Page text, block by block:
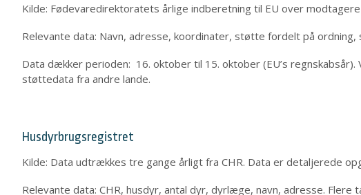
Kilde: Fødevaredirektoratets årlige indberetning til EU over
Relevante data: Navn, adresse, koordinater, støtte fordelt på
Data dækker perioden: 16. oktober til 15. oktober (EU’s regnskabsår).
støttedata fra andre lande.
Husdyrbrugsregistret
Kilde: Data udtrækkes tre gange årligt fra CHR. Data er detaljerede
Relevante data: CHR, husdyr, antal dyr, dyrlæge, navn, adresse. Flere